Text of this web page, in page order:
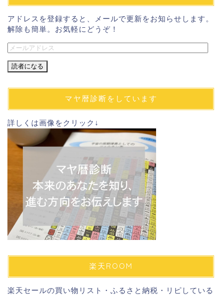
アドレスを登録すると、メールで更新をお知らせします。
解除も簡単。お気軽にどうぞ！
メ
ル
ド
ス
マヤ暦診断をしています
詳しくは画像をクリック↓
楽天ROOM
楽天セールの買い物リスト・ふるさと納税・リピしている